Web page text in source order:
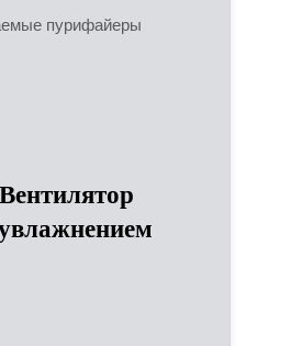
пурифайеры
Вентилятор